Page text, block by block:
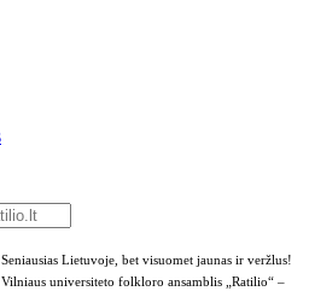
Seniausias Lietuvoje, bet visuomet jaunas ir veržlus!
Vilniaus universiteto folkloro ansamblis „Ratilio“ –